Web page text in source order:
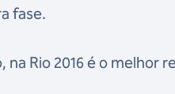
fase.
na Rio 2016 é o